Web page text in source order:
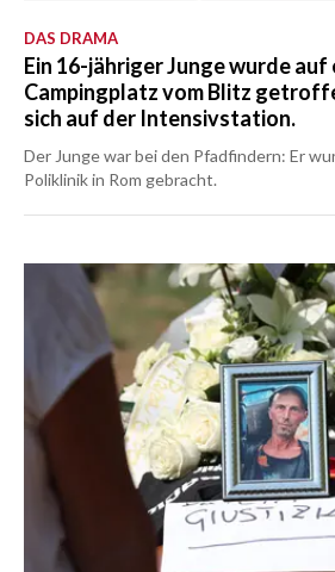
DAS DRAMA
Ein 16-jähriger Junge wurde auf
Campingplatz vom Blitz
sich auf der Intensivstation.
Der Junge war bei den Pfadfindern: Er
Poliklinik in Rom gebracht.